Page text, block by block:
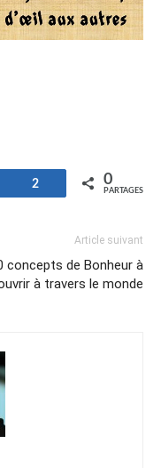
Partagez
2 0
PARTAGES
Article suivant
concepts de Bonheur à
à travers le monde